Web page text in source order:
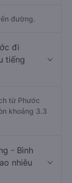
đường.
đi
tiếng
từ Phước
khoảng 3.3
- Bình
nhiêu